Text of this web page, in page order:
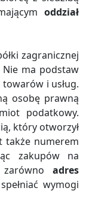
oddział
zagranicznej
ma podstaw
i usług.
osobę prawną
podatkowy.
który otworzył
także numerem
zakupów na
zarówno adres
wymogi